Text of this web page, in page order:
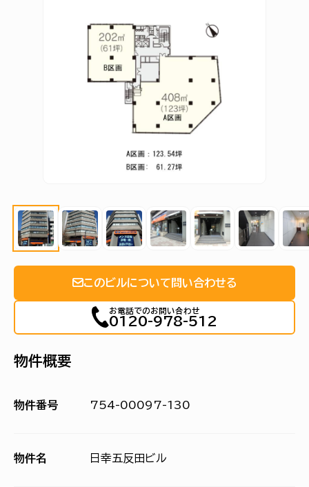
このビルについて問い合わせる
お電話でのお問い合わせ
0120-978-512
物件概要
物件番号 754-00097-130
物件名 日幸五反田ビル